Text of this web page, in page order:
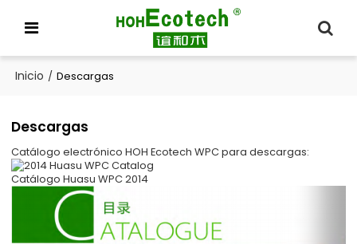
Inicio / Descargas
Descargas
Catálogo electrónico HOH Ecotech WPC para descargas:
Catálogo Huasu WPC 2014